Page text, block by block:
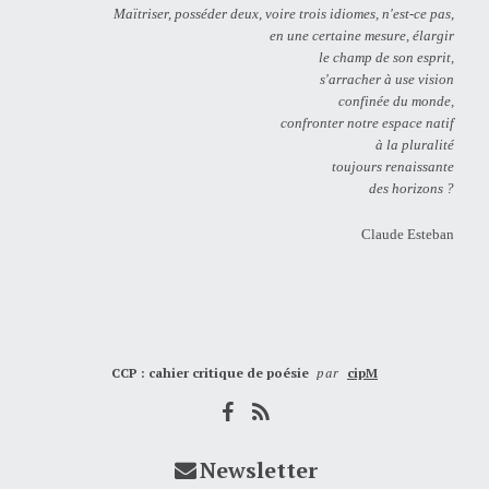
Maïtriser, posséder deux, voire trois idiomes, n'est-ce pas,
en une certaine mesure, élargir
le champ de son esprit,
s'arracher à use vision
confinée du monde,
confronter notre espace natif
à la pluralité
toujours renaissante
des horizons ?
Claude Esteban
CCP : cahier critique de poésie par cipM
Newsletter